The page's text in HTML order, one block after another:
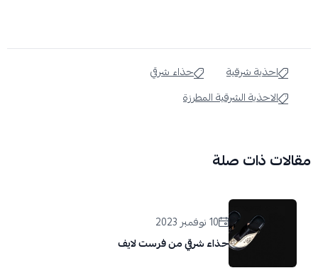
احذية شرقية
حذاء شرقي
الاحذية الشرقية المطرزة
مقالات ذات صلة
10 نوفمبر 2023
حذاء شرقي من فرست لايف